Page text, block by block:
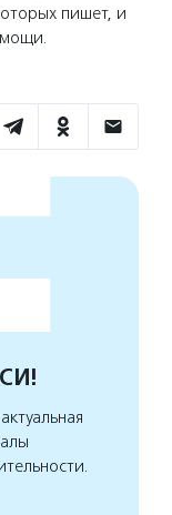
пишет, и